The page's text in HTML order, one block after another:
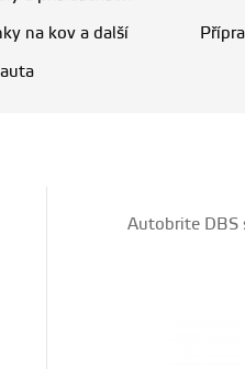
na kov a další
Autobrite DBS